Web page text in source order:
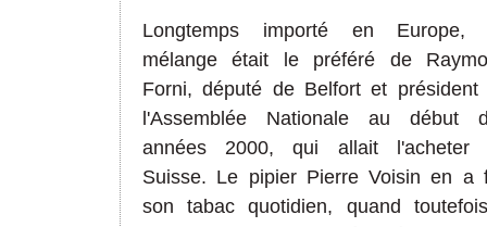
Longtemps importé en Europe,
mélange était le préféré de
Forni, député de Belfort et président
l'Assemblée Nationale au début
années 2000, qui allait l'acheter
Suisse. Le pipier Pierre Voisin en a
son tabac quotidien, quand